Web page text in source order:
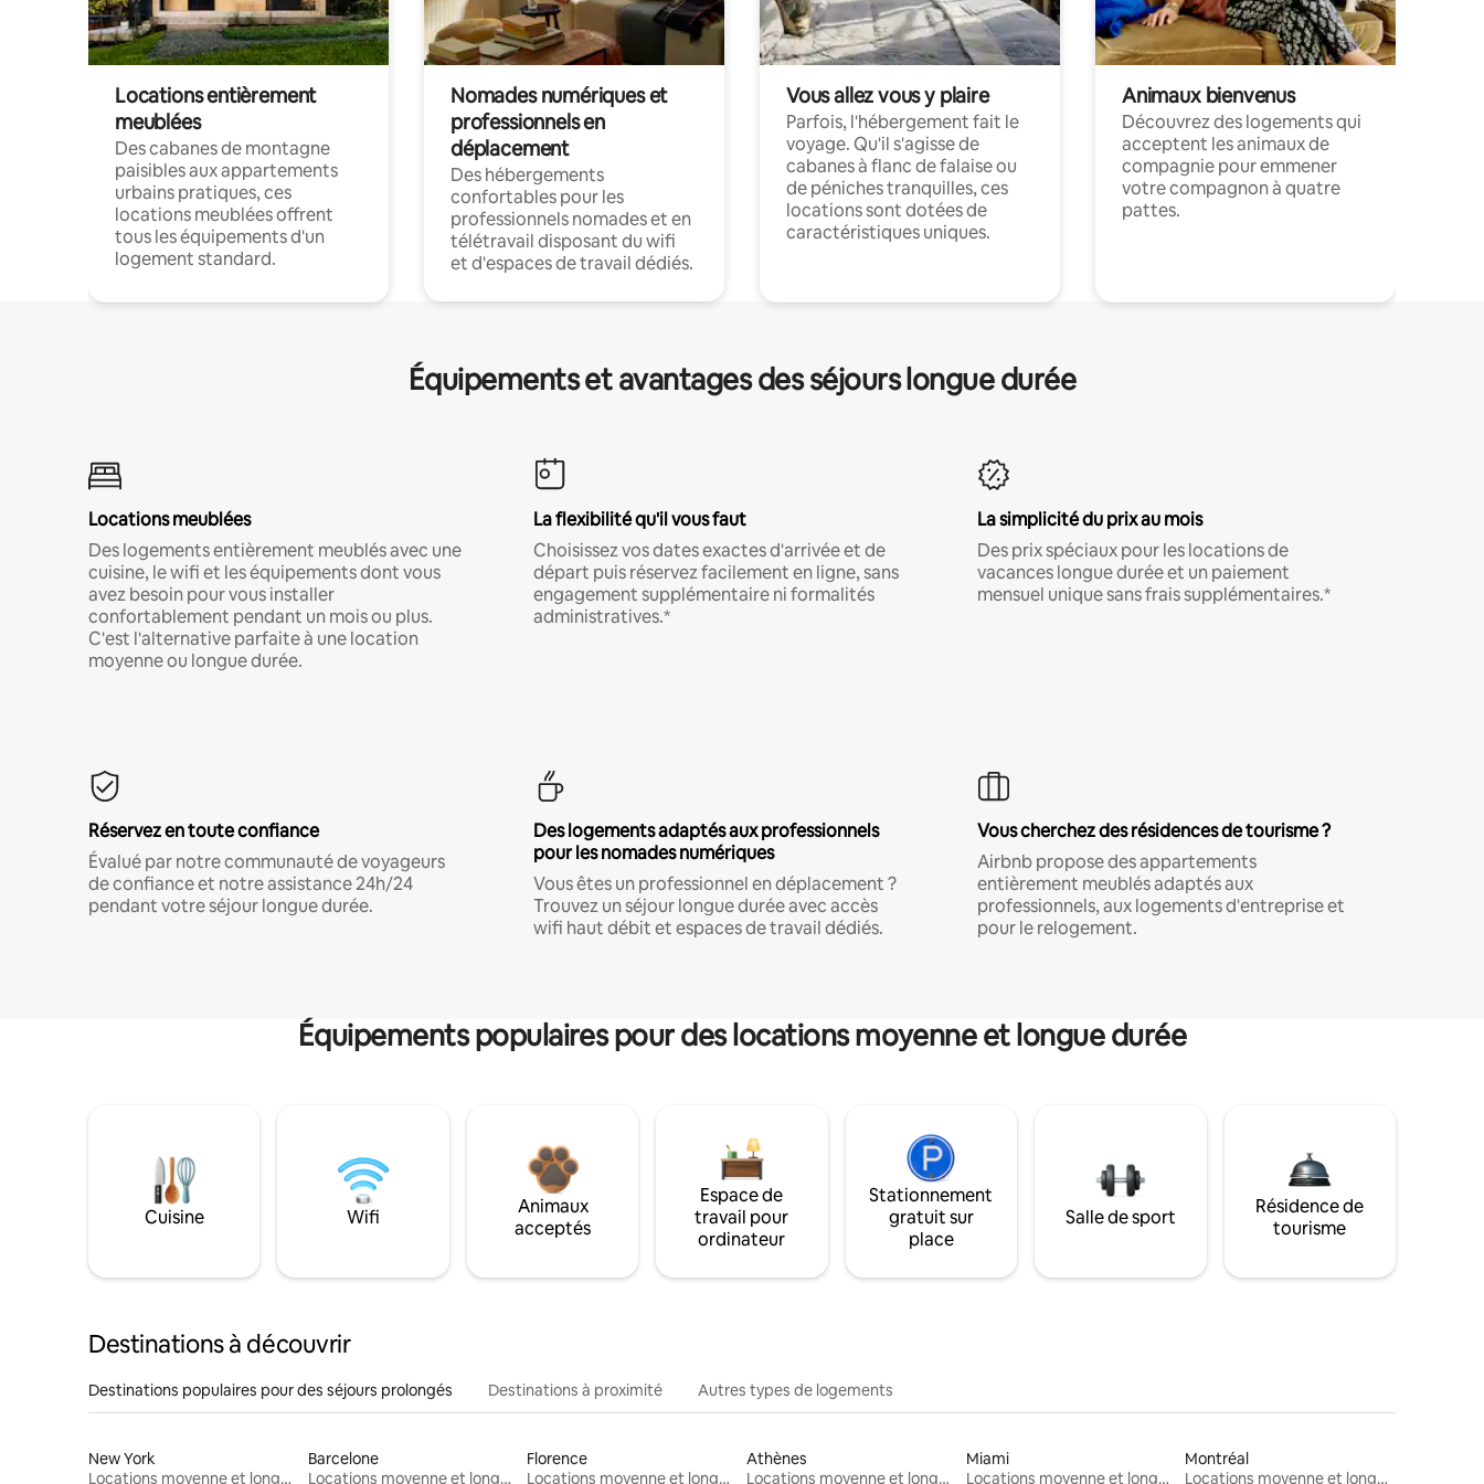
Locations entièrement
meublées
Des cabanes de montagne
paisibles aux appartements
urbains pratiques, ces
locations meublées offrent
tous les équipements d'un
logement standard.
Nomades numériques et
professionnels en
déplacement
Des hébergements
confortables pour les
professionnels nomades et en
télétravail disposant du wifi
et d'espaces de travail dédiés.
Vous allez vous y plaire
Parfois, l'hébergement fait le
voyage. Qu'il s'agisse de
cabanes à flanc de falaise ou
de péniches tranquilles, ces
locations sont dotées de
caractéristiques uniques.
Animaux bienvenus
Découvrez des logements qui
acceptent les animaux de
compagnie pour emmener
votre compagnon à quatre
pattes.
Équipements et avantages des séjours longue durée
Locations meublées
Des logements entièrement meublés avec une
cuisine, le wifi et les équipements dont vous
avez besoin pour vous installer
confortablement pendant un mois ou plus.
C'est l'alternative parfaite à une location
moyenne ou longue durée.
La flexibilité qu'il vous faut
Choisissez vos dates exactes d'arrivée et de
départ puis réservez facilement en ligne, sans
engagement supplémentaire ni formalités
administratives.*
La simplicité du prix au mois
Des prix spéciaux pour les locations de
vacances longue durée et un paiement
mensuel unique sans frais supplémentaires.*
Réservez en toute confiance
Évalué par notre communauté de voyageurs
de confiance et notre assistance 24h/24
pendant votre séjour longue durée.
Des logements adaptés aux professionnels
pour les nomades numériques
Vous êtes un professionnel en déplacement ?
Trouvez un séjour longue durée avec accès
wifi haut débit et espaces de travail dédiés.
Vous cherchez des résidences de tourisme ?
Airbnb propose des appartements
entièrement meublés adaptés aux
professionnels, aux logements d'entreprise et
pour le relogement.
Équipements populaires pour des locations moyenne et longue durée
Cuisine Wifi
Animaux
acceptés
Espace de
travail pour
ordinateur
Stationnement
gratuit sur
place
Salle de sport
Résidence de
tourisme
Destinations à découvrir
Destinations populaires pour des séjours prolongés Destinations à proximité Autres types de logements
New York
Locations moyenne et longue durée
Barcelone
Locations moyenne et longue durée
Florence
Locations moyenne et longue durée
Athènes
Locations moyenne et longue durée
Miami
Locations moyenne et longue durée
Montréal
Locations moyenne et longue durée